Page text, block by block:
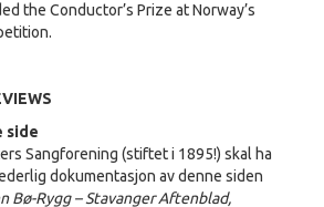
the Conductor’s Prize at Norway’s
side
Sangforening (stiftet i 1895!) skal ha
dokumentasjon av denne siden
Bø-Rygg – Stavanger Aftenblad,